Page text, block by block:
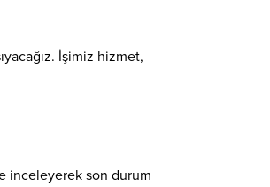
İşimiz hizmet,
inceleyerek son durum